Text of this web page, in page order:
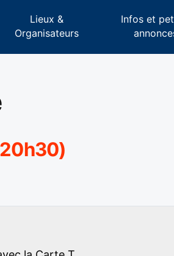
Lieux &
Organisateurs
Infos et